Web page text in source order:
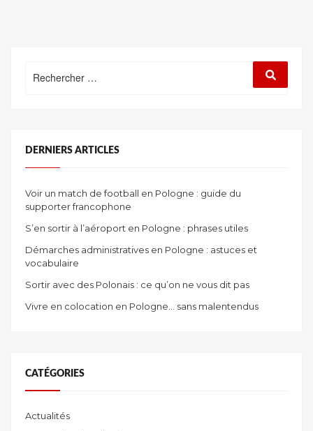
DERNIERS ARTICLES
Voir un match de football en Pologne : guide du
supporter francophone
S’en sortir à l’aéroport en Pologne : phrases utiles
Démarches administratives en Pologne : astuces et
vocabulaire
Sortir avec des Polonais : ce qu’on ne vous dit pas
Vivre en colocation en Pologne… sans malentendus
CATÉGORIES
Actualités